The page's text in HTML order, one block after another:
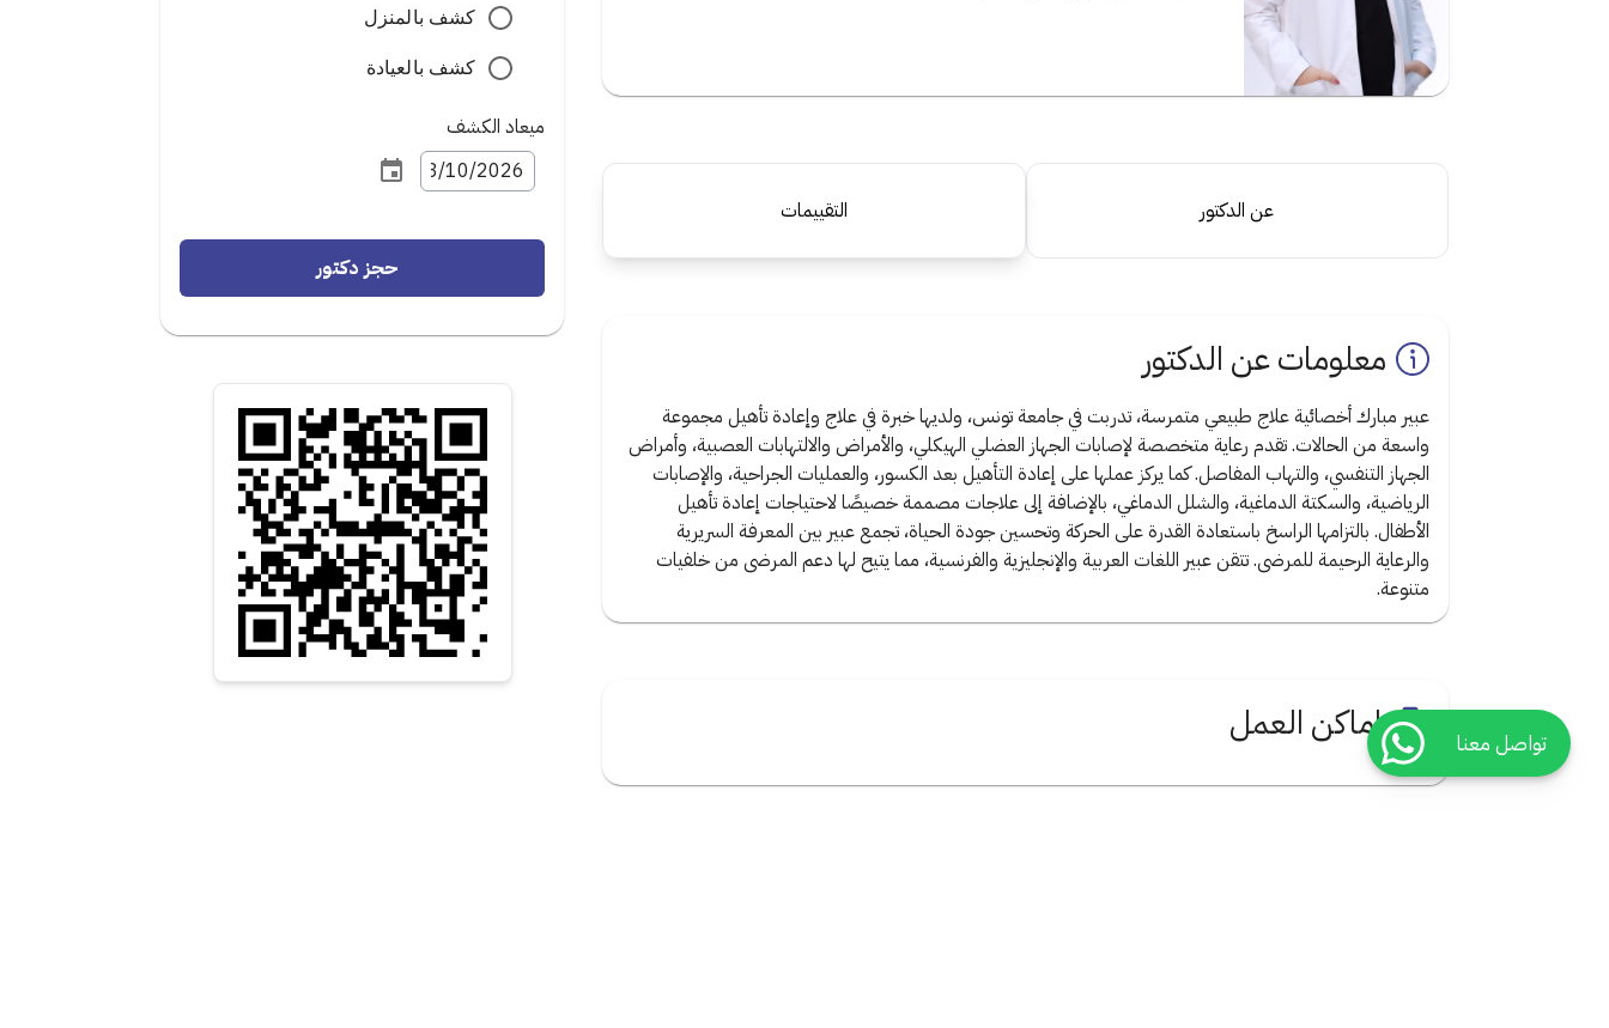
عن الدكتور التقييمات
معلومات عن الدكتور
عبير مبارك أخصائية علاج طبيعي متمرسة، تدربت في جامعة تونس، ولديها خبرة في علاج وإعادة تأهيل مجموعة
واسعة من الحالات. تقدم رعاية متخصصة لإصابات الجهاز العضلي الهيكلي، والأمراض والالتهابات العصبية، وأمراض
الجهاز التنفسي، والتهاب المفاصل. كما يركز عملها على إعادة التأهيل بعد الكسور، والعمليات الجراحية، والإصابات
الرياضية، والسكتة الدماغية، والشلل الدماغي، بالإضافة إلى علاجات مصممة خصيصًا لاحتياجات إعادة تأهيل
الأطفال. بالتزامها الراسخ باستعادة القدرة على الحركة وتحسين جودة الحياة، تجمع عبير بين المعرفة السريرية
والرعاية الرحيمة للمرضى. تتقن عبير اللغات العربية والإنجليزية والفرنسية، مما يتيح لها دعم المرضى من خلفيات
متنوعة.
اماكن العمل
كشف بالمنزل
كشف بالعيادة
ميعاد الكشف
حجز دكتور
تواصل معنا